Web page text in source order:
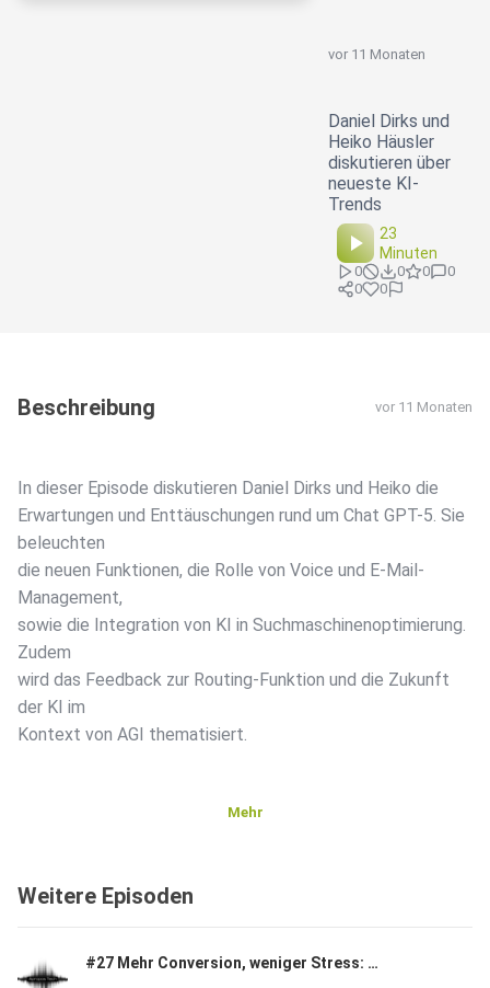
vor 11 Monaten
Daniel Dirks und
Heiko Häusler
diskutieren über
neueste KI-
Trends
23
Minuten
0 0 0
0
0
0
Beschreibung vor 11 Monaten
In dieser Episode diskutieren Daniel Dirks und Heiko die
Erwartungen und Enttäuschungen rund um Chat GPT-5. Sie
beleuchten
die neuen Funktionen, die Rolle von Voice und E-Mail-
Management,
sowie die Integration von KI in Suchmaschinenoptimierung.
Zudem
wird das Feedback zur Routing-Funktion und die Zukunft
der KI im
Kontext von AGI thematisiert.
Zur Video-Version:
Mehr
Weitere Episoden
#27 Mehr Conversion, weniger Stress: Perfekte Emails mit KI